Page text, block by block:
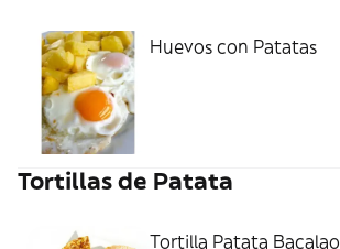
Huevos con Patatas
Tortillas de Patata
Tortilla Patata Bacalao